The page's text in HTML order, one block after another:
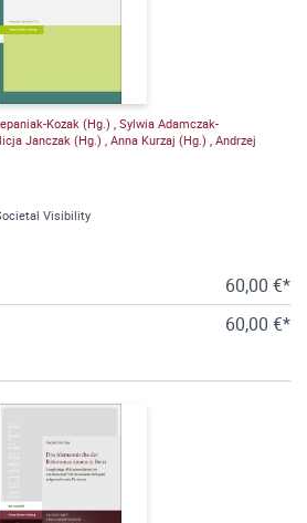
Kozak (Hg.) , Sylwia Adamczak-
Janczak (Hg.) , Anna Kurzaj (Hg.) , Andrzej
Visibility
60,00 €*
60,00 €*